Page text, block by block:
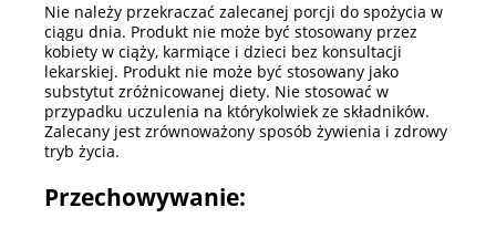
Nie należy przekraczać zalecanej porcji do spożycia w
ciągu dnia. Produkt nie może być stosowany przez
kobiety w ciąży, karmiące i dzieci bez konsultacji
lekarskiej. Produkt nie może być stosowany jako
substytut zróżnicowanej diety. Nie stosować w
przypadku uczulenia na którykolwiek ze składników.
Zalecany jest zrównoważony sposób żywienia i zdrowy
tryb życia.
Przechowywanie: